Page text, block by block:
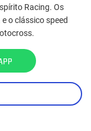
Racing. Os
o clássico speed